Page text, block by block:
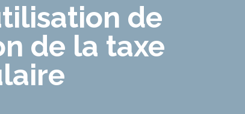
de
de la taxe